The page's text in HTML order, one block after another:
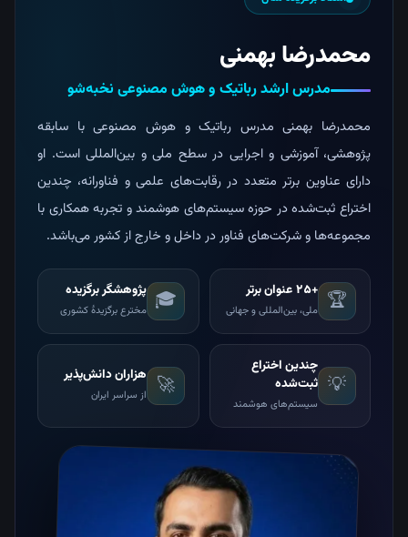
محمدرضا بهمنی
مدرس ارشد رباتیک و هوش مصنوعی نخبه‌شو
محمدرضا بهمنی مدرس رباتیک و هوش مصنوعی با سابقه
پژوهشی، آموزشی و اجرایی در سطح ملی و بین‌المللی است. او
دارای عناوین برتر متعدد در رقابت‌های علمی و فناورانه، چندین
اختراع ثبت‌شده در حوزه سیستم‌های هوشمند و تجربه همکاری با
مجموعه‌ها و شرکت‌های فناور در داخل و خارج از کشور می‌باشد.
🏆 +۲۵ عنوان برتر
ملی، بین‌المللی و جهانی 🎓 پژوهشگر برگزیده
مخترع برگزیدهٔ کشوری
💡
چندین اختراع
ثبت‌شده
سیستم‌های هوشمند
🚀 هزاران دانش‌پذیر
از سراسر ایران